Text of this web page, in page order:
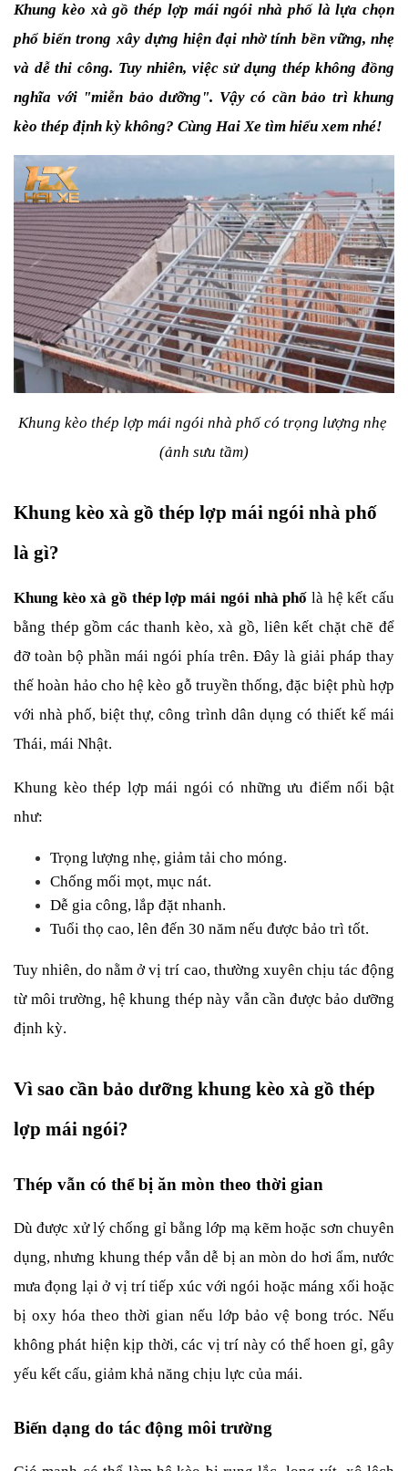
Khung kèo xà gồ thép lợp mái ngói nhà phố là lựa chọn
phổ biến trong xây dựng hiện đại nhờ tính bền vững, nhẹ
và dễ thi công. Tuy nhiên, việc sử dụng thép không đồng
nghĩa với "miễn bảo dưỡng". Vậy có cần bảo trì khung
kèo thép định kỳ không? Cùng Hai Xe tìm hiểu xem nhé!
Khung kèo thép lợp mái ngói nhà phố có trọng lượng nhẹ
(ảnh sưu tầm)
Khung kèo xà gồ thép lợp mái ngói nhà phố
là gì?
Khung kèo xà gồ thép lợp mái ngói nhà phố là hệ kết cấu
bằng thép gồm các thanh kèo, xà gồ, liên kết chặt chẽ để
đỡ toàn bộ phần mái ngói phía trên. Đây là giải pháp thay
thế hoàn hảo cho hệ kèo gỗ truyền thống, đặc biệt phù hợp
với nhà phố, biệt thự, công trình dân dụng có thiết kế mái
Thái, mái Nhật.
Khung kèo thép lợp mái ngói có những ưu điểm nổi bật
như:
Trọng lượng nhẹ, giảm tải cho móng.
Chống mối mọt, mục nát.
Dễ gia công, lắp đặt nhanh.
Tuổi thọ cao, lên đến 30 năm nếu được bảo trì tốt.
Tuy nhiên, do nằm ở vị trí cao, thường xuyên chịu tác động
từ môi trường, hệ khung thép này vẫn cần được bảo dưỡng
định kỳ.
Vì sao cần bảo dưỡng khung kèo xà gồ thép
lợp mái ngói?
Thép vẫn có thể bị ăn mòn theo thời gian
Dù được xử lý chống gỉ bằng lớp mạ kẽm hoặc sơn chuyên
dụng, nhưng khung thép vẫn dễ bị an mòn do hơi ẩm, nước
mưa đọng lại ở vị trí tiếp xúc với ngói hoặc máng xối hoặc
bị oxy hóa theo thời gian nếu lớp bảo vệ bong tróc. Nếu
không phát hiện kịp thời, các vị trí này có thể hoen gỉ, gây
yếu kết cấu, giảm khả năng chịu lực của mái.
Biến dạng do tác động môi trường